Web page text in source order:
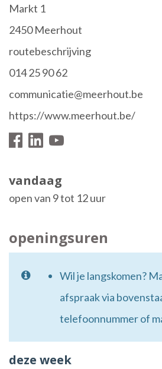
Adres
Markt 1
,
2450 Meerhout
Stratenplan
routebeschrijving
tel.
014 25 90 62
E-
mail
communicatie@meerhout.be
Website
https://www.meerhout.be/
Volg
op
Facebook
LinkedinYoutube
openingsuren
vandaag
open van 9tot 12uur
openingsuren
Wil je langskomen?
afspraak via
telefoonnummer of
deze week